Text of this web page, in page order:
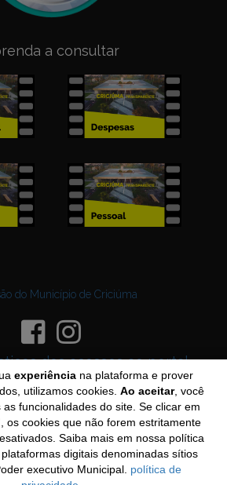
experiência na plataforma e prover
utilizamos cookies. Ao aceitar, você
funcionalidades do site. Se clicar em
, os cookies que não forem estritamente
Saiba mais em nossa política
digitais denominadas sítios
executivo Municipal. política de
a consultar
dos acessos ao portal
Rever o Tutorial
recomendados